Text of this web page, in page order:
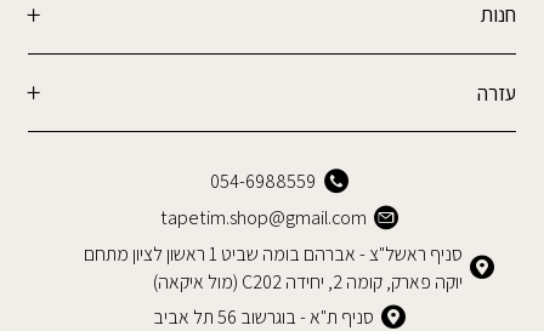
חנות
עזרה
054-6988559
tapetim.shop@gmail.com
סניף ראשל"צ - אברהם בומה שביט 1 ראשון לציון מתחם
יוקה פארק, קומה 2, יחידה C202 (מול איקאה)
סניף ת"א - בוגרשוב 56 תל אביב